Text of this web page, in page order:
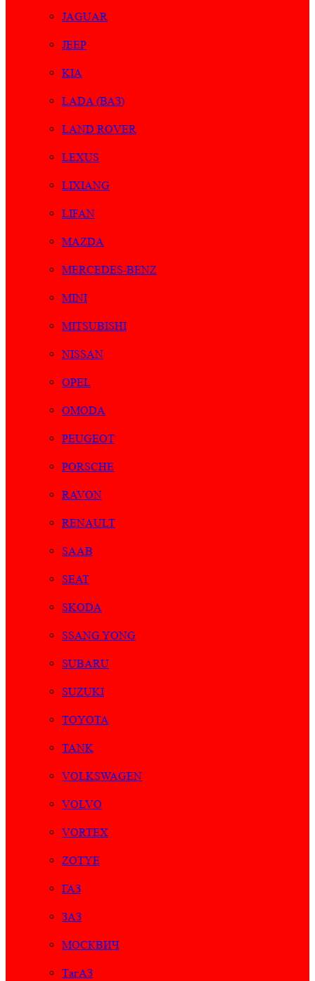
JAGUAR
JEEP
KIA
LADA (ВАЗ)
LAND ROVER
LEXUS
LIXIANG
LIFAN
MAZDA
MERCEDES-BENZ
MINI
MITSUBISHI
NISSAN
OPEL
OMODA
PEUGEOT
PORSCHE
RAVON
RENAULT
SAAB
SEAT
SKODA
SSANG YONG
SUBARU
SUZUKI
TOYOTA
TANK
VOLKSWAGEN
VOLVO
VORTEX
ZOTYE
ГАЗ
ЗАЗ
МОСКВИЧ
ТагАЗ